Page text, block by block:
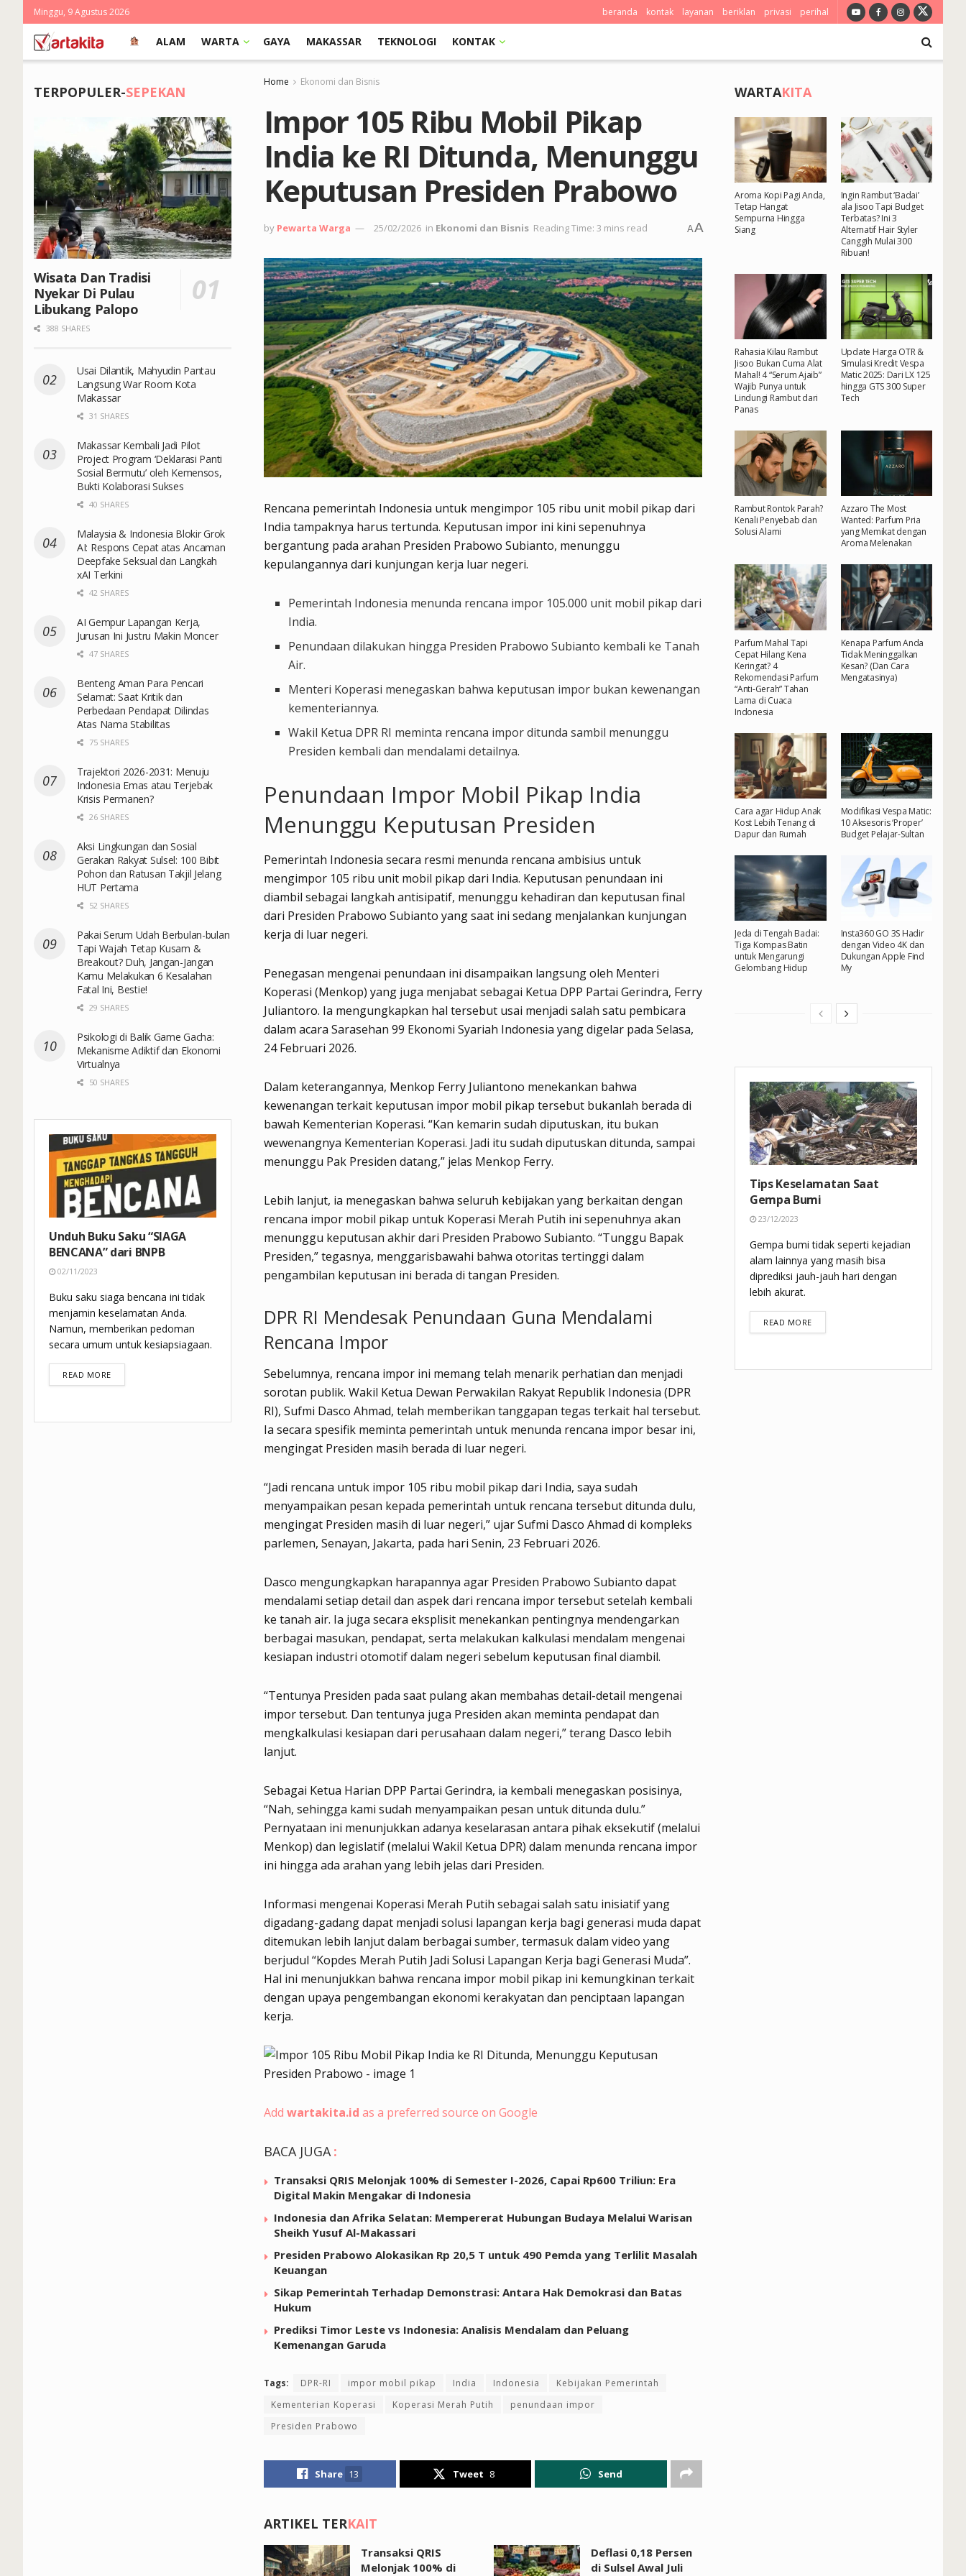
Minggu, 9 Agustus 2026 beranda kontak layanan beriklan privasi perihal
ALAM WARTA GAYA MAKASSAR TEKNOLOGI KONTAK
Home Ekonomi dan Bisnis
Impor 105 Ribu Mobil Pikap
India ke RI Ditunda, Menunggu
Keputusan Presiden Prabowo
by Pewarta Warga 25/02/2026 in Ekonomi dan Bisnis Reading Time: 3 mins read AA
Rencana pemerintah Indonesia untuk mengimpor 105 ribu unit mobil pikap dari
India tampaknya harus tertunda. Keputusan impor ini kini sepenuhnya
bergantung pada arahan Presiden Prabowo Subianto, menunggu
kepulangannya dari kunjungan kerja luar negeri.
Pemerintah Indonesia menunda rencana impor 105.000 unit mobil pikap dari
India.
Penundaan dilakukan hingga Presiden Prabowo Subianto kembali ke Tanah
Air.
Menteri Koperasi menegaskan bahwa keputusan impor bukan kewenangan
kementeriannya.
Wakil Ketua DPR RI meminta rencana impor ditunda sambil menunggu
Presiden kembali dan mendalami detailnya.
Penundaan Impor Mobil Pikap India
Menunggu Keputusan Presiden
Pemerintah Indonesia secara resmi menunda rencana ambisius untuk
mengimpor 105 ribu unit mobil pikap dari India. Keputusan penundaan ini
diambil sebagai langkah antisipatif, menunggu kehadiran dan keputusan final
dari Presiden Prabowo Subianto yang saat ini sedang menjalankan kunjungan
kerja di luar negeri.
Penegasan mengenai penundaan ini disampaikan langsung oleh Menteri
Koperasi (Menkop) yang juga menjabat sebagai Ketua DPP Partai Gerindra, Ferry
Juliantoro. Ia mengungkapkan hal tersebut usai menjadi salah satu pembicara
dalam acara Sarasehan 99 Ekonomi Syariah Indonesia yang digelar pada Selasa,
24 Februari 2026.
Dalam keterangannya, Menkop Ferry Juliantono menekankan bahwa
kewenangan terkait keputusan impor mobil pikap tersebut bukanlah berada di
bawah Kementerian Koperasi. “Kan kemarin sudah diputuskan, itu bukan
wewenangnya Kementerian Koperasi. Jadi itu sudah diputuskan ditunda, sampai
menunggu Pak Presiden datang,” jelas Menkop Ferry.
Lebih lanjut, ia menegaskan bahwa seluruh kebijakan yang berkaitan dengan
rencana impor mobil pikap untuk Koperasi Merah Putih ini sepenuhnya akan
menunggu keputusan akhir dari Presiden Prabowo Subianto. “Tunggu Bapak
Presiden,” tegasnya, menggarisbawahi bahwa otoritas tertinggi dalam
pengambilan keputusan ini berada di tangan Presiden.
DPR RI Mendesak Penundaan Guna Mendalami
Rencana Impor
Sebelumnya, rencana impor ini memang telah menarik perhatian dan menjadi
sorotan publik. Wakil Ketua Dewan Perwakilan Rakyat Republik Indonesia (DPR
RI), Sufmi Dasco Ahmad, telah memberikan tanggapan tegas terkait hal tersebut.
Ia secara spesifik meminta pemerintah untuk menunda rencana impor besar ini,
mengingat Presiden masih berada di luar negeri.
“Jadi rencana untuk impor 105 ribu mobil pikap dari India, saya sudah
menyampaikan pesan kepada pemerintah untuk rencana tersebut ditunda dulu,
mengingat Presiden masih di luar negeri,” ujar Sufmi Dasco Ahmad di kompleks
parlemen, Senayan, Jakarta, pada hari Senin, 23 Februari 2026.
Dasco mengungkapkan harapannya agar Presiden Prabowo Subianto dapat
mendalami setiap detail dan aspek dari rencana impor tersebut setelah kembali
ke tanah air. Ia juga secara eksplisit menekankan pentingnya mendengarkan
berbagai masukan, pendapat, serta melakukan kalkulasi mendalam mengenai
kesiapan industri otomotif dalam negeri sebelum keputusan final diambil.
“Tentunya Presiden pada saat pulang akan membahas detail-detail mengenai
impor tersebut. Dan tentunya juga Presiden akan meminta pendapat dan
mengkalkulasi kesiapan dari perusahaan dalam negeri,” terang Dasco lebih
lanjut.
Sebagai Ketua Harian DPP Partai Gerindra, ia kembali menegaskan posisinya,
“Nah, sehingga kami sudah menyampaikan pesan untuk ditunda dulu.”
Pernyataan ini menunjukkan adanya keselarasan antara pihak eksekutif (melalui
Menkop) dan legislatif (melalui Wakil Ketua DPR) dalam menunda rencana impor
ini hingga ada arahan yang lebih jelas dari Presiden.
Informasi mengenai Koperasi Merah Putih sebagai salah satu inisiatif yang
digadang-gadang dapat menjadi solusi lapangan kerja bagi generasi muda dapat
ditemukan lebih lanjut dalam berbagai sumber, termasuk dalam video yang
berjudul “Kopdes Merah Putih Jadi Solusi Lapangan Kerja bagi Generasi Muda”.
Hal ini menunjukkan bahwa rencana impor mobil pikap ini kemungkinan terkait
dengan upaya pengembangan ekonomi kerakyatan dan penciptaan lapangan
kerja.
Add wartakita.id as a preferred source on Google
BACA JUGA :
Transaksi QRIS Melonjak 100% di Semester I-2026, Capai Rp600 Triliun: Era
Digital Makin Mengakar di Indonesia
Indonesia dan Afrika Selatan: Mempererat Hubungan Budaya Melalui Warisan
Sheikh Yusuf Al-Makassari
Presiden Prabowo Alokasikan Rp 20,5 T untuk 490 Pemda yang Terlilit Masalah
Keuangan
Sikap Pemerintah Terhadap Demonstrasi: Antara Hak Demokrasi dan Batas
Hukum
Prediksi Timor Leste vs Indonesia: Analisis Mendalam dan Peluang
Kemenangan Garuda
Tags: DPR-RI impor mobil pikap India Indonesia
Kebijakan Pemerintah
Kementerian Koperasi
Koperasi Merah Putih
penundaan impor
Presiden Prabowo
Share 13 Tweet 8 Send
ARTIKEL TERKAIT
Transaksi QRIS
Melonjak 100% di
Deflasi 0,18 Persen
di Sulsel Awal Juli
TERPOPULER-SEPEKAN
Wisata Dan Tradisi
Nyekar Di Pulau
Libukang Palopo
388 SHARES
Usai Dilantik, Mahyudin Pantau
Langsung War Room Kota
Makassar
31 SHARES
Makassar Kembali Jadi Pilot
Project Program ‘Deklarasi Panti
Sosial Bermutu’ oleh Kemensos,
Bukti Kolaborasi Sukses
40 SHARES
Malaysia & Indonesia Blokir Grok
AI: Respons Cepat atas Ancaman
Deepfake Seksual dan Langkah
xAI Terkini
42 SHARES
AI Gempur Lapangan Kerja,
Jurusan Ini Justru Makin Moncer
47 SHARES
Benteng Aman Para Pencari
Selamat: Saat Kritik dan
Perbedaan Pendapat Dilindas
Atas Nama Stabilitas
75 SHARES
Trajektori 2026-2031: Menuju
Indonesia Emas atau Terjebak
Krisis Permanen?
26 SHARES
Aksi Lingkungan dan Sosial
Gerakan Rakyat Sulsel: 100 Bibit
Pohon dan Ratusan Takjil Jelang
HUT Pertama
52 SHARES
Pakai Serum Udah Berbulan-bulan
Tapi Wajah Tetap Kusam &
Breakout? Duh, Jangan-Jangan
Kamu Melakukan 6 Kesalahan
Fatal Ini, Bestie!
29 SHARES
Psikologi di Balik Game Gacha:
Mekanisme Adiktif dan Ekonomi
Virtualnya
50 SHARES
Unduh Buku Saku “SIAGA
BENCANA” dari BNPB
02/11/2023
Buku saku siaga bencana ini tidak
menjamin keselamatan Anda.
Namun, memberikan pedoman
secara umum untuk kesiapsiagaan.
READ MOREDETAILS
WARTAKITA
Aroma Kopi Pagi Anda,
Tetap Hangat
Sempurna Hingga
Siang
Ingin Rambut ‘Badai’
ala Jisoo Tapi Budget
Terbatas? Ini 3
Alternatif Hair Styler
Canggih Mulai 300
Ribuan!
Rahasia Kilau Rambut
Jisoo Bukan Cuma Alat
Mahal! 4 “Serum Ajaib”
Wajib Punya untuk
Lindungi Rambut dari
Panas
Update Harga OTR &
Simulasi Kredit Vespa
Matic 2025: Dari LX 125
hingga GTS 300 Super
Tech
Rambut Rontok Parah?
Kenali Penyebab dan
Solusi Alami
Azzaro The Most
Wanted: Parfum Pria
yang Memikat dengan
Aroma Melenakan
Parfum Mahal Tapi
Cepat Hilang Kena
Keringat? 4
Rekomendasi Parfum
“Anti-Gerah” Tahan
Lama di Cuaca
Indonesia
Kenapa Parfum Anda
Tidak Meninggalkan
Kesan? (Dan Cara
Mengatasinya)
Cara agar Hidup Anak
Kost Lebih Tenang di
Dapur dan Rumah
Modifikasi Vespa Matic:
10 Aksesoris ‘Proper’
Budget Pelajar-Sultan
Jeda di Tengah Badai:
Tiga Kompas Batin
untuk Mengarungi
Gelombang Hidup
Insta360 GO 3S Hadir
dengan Video 4K dan
Dukungan Apple Find
My
Tips Keselamatan Saat
Gempa Bumi
23/12/2023
Gempa bumi tidak seperti kejadian
alam lainnya yang masih bisa
diprediksi jauh-jauh hari dengan
lebih akurat.
READ MOREDETAILS